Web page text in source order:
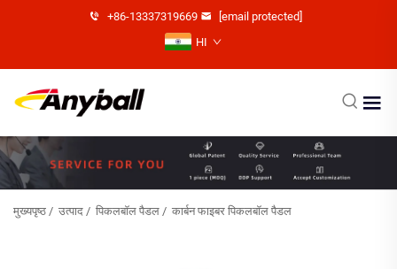
+86-13337319669
[email protected]
HI
मुख्यपृष्ठ / उत्पाद / पिकलबॉल पैडल / कार्बन फाइबर पिकलबॉल पैडल